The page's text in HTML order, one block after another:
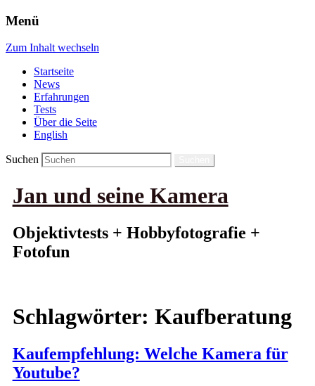
Menü
Zum Inhalt wechseln
Startseite
News
Erfahrungen
Tests
Über die Seite
English
Suchen
Jan und seine Kamera
Objektivtests + Hobbyfotografie +
Fotofun
Schlagwörter: Kaufberatung
Kaufempfehlung: Welche Kamera für
Youtube?